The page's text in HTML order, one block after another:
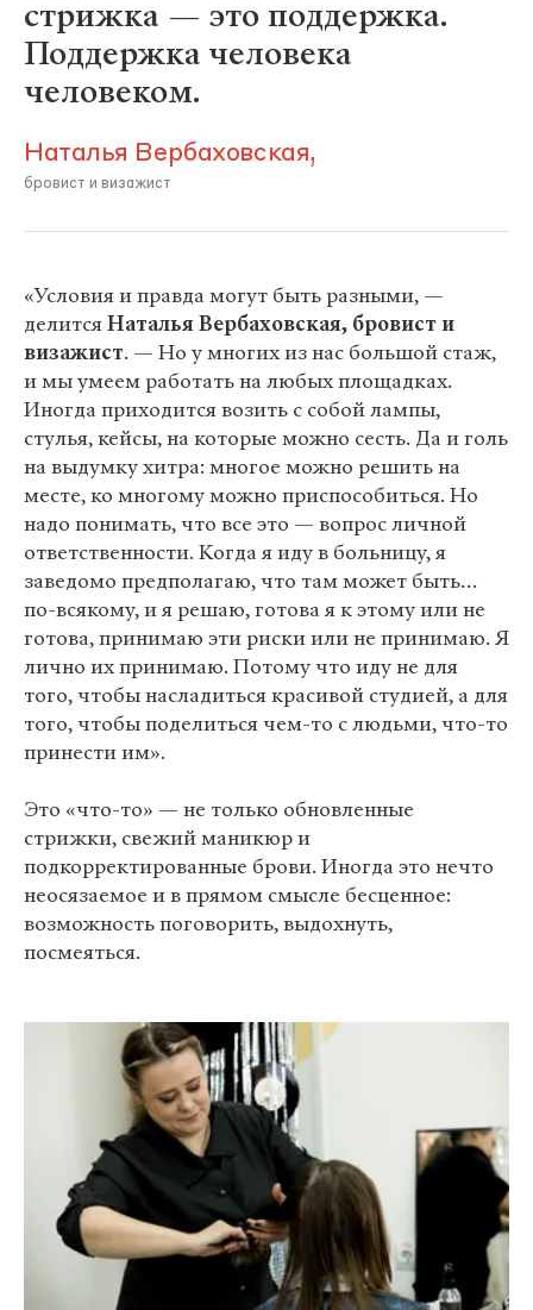
стрижка — это поддержка.
Поддержка человека
человеком.
Наталья Вербаховская,
бровист и визажист
«Условия и правда могут быть разными, —
делитсяНаталья Вербаховская, бровист и
визажист. — Но у многих из нас большой стаж,
и мы умеем работать на любых площадках.
Иногда приходится возить с собой лампы,
стулья, кейсы, на которые можно сесть. Да и голь
на выдумку хитра: многое можно решить на
месте, ко многому можно приспособиться. Но
надо понимать, что все это — вопрос личной
ответственности. Когда я иду в больницу, я
заведомо предполагаю, что там может быть…
по-всякому, и я решаю, готова я к этому или не
готова, принимаю эти риски или не принимаю. Я
лично их принимаю. Потому что иду не для
того, чтобы насладиться красивой студией, а для
того, чтобы поделиться чем-то с людьми, что-то
принести им».
Это «что-то» — не только обновленные
стрижки, свежий маникюр и
подкорректированные брови. Иногда это нечто
неосязаемое и в прямом смысле бесценное:
возможность поговорить, выдохнуть,
посмеяться.